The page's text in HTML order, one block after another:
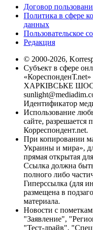
Договор
Политика в сфере
данных
Пользовательское
Редакция
© 2000-2026,
Субъект в сфере
ХАРКІВСЬКЕ ШОСЕ,
Идентификатор
Использование
сайте, разрешается
Корреспондент.net.
При копировании
Украины и мира»,
прямая открытая
Ссылка должна
полного либо
Гиперссылка (для
размещена в
материала.
Новости с
"Заявление",
"Тест-драйв",